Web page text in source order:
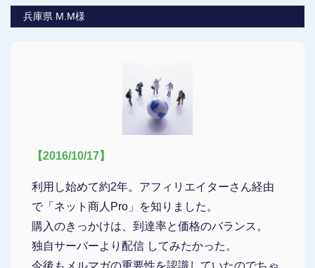
兵庫県 M.M様
【2016/10/17】
利用し始めて約2年。アフィリエイターさん経由
で「ネット商人Pro」を知りました。
購入のきっかけは、到達率と価格のバランス。
独自サーバーより配信 してみたかった。
今後もメルマガの重要性を認識していたのでちゃ